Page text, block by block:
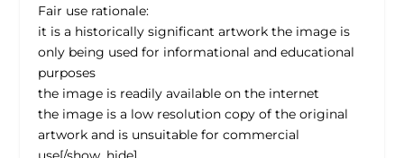
Fair use rationale:
it is a historically significant artwork the image is
only being used for informational and educational
purposes
the image is readily available on the internet
the image is a low resolution copy of the original
artwork and is unsuitable for commercial